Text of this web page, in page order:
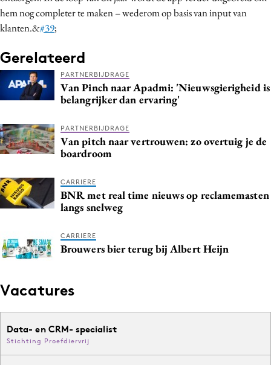
hem nog completer te maken – wederom op basis van input van
klanten.&#39;
Gerelateerd
PARTNERBIJDRAGE
Van Pinch naar Apadmi: 'Nieuwsgierigheid is
belangrijker dan ervaring'
PARTNERBIJDRAGE
Van pitch naar vertrouwen: zo overtuig je de
boardroom
CARRIERE
BNR met real time nieuws op reclamemasten
langs snelweg
CARRIERE
Brouwers bier terug bij Albert Heijn
Vacatures
Data- en CRM- specialist
Stichting Proefdiervrij